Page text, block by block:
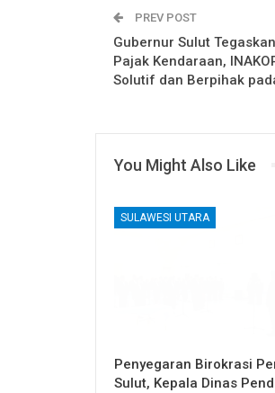
PREV POST
Gubernur Sulut
Pajak Kendaraan,
Solutif dan Berpihak
You Might Also Like
SULAWESI UTARA
Penyegaran Birokrasi
Sulut, Kepala Dinas